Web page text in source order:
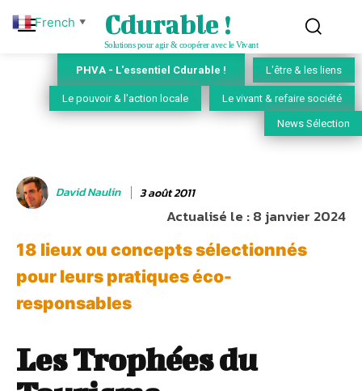
Cdurable !
Solutions pour agir & coopérer avec le Vivant
PHVA - L'essentiel Cdurable ! L'être & les liens
Le pouvoir & l'action locale Le vivant & refaire société
News Sélection
David Naulin 3 août 2011
Actualisé le :8 janvier 2024
18 lieux ou concepts sélectionnés
pour leurs pratiques éco-
responsables
Les Trophées du
French ▼